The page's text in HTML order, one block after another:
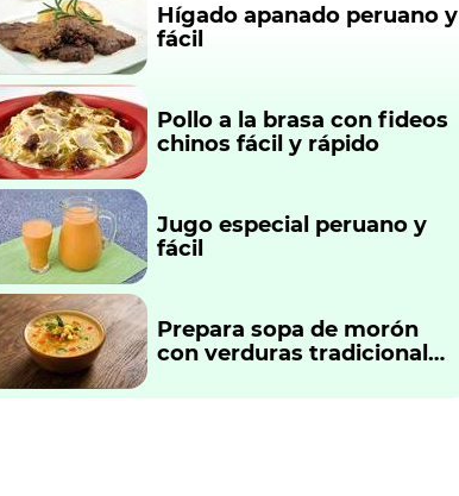
Hígado apanado peruano y
fácil
Pollo a la brasa con fideos
chinos fácil y rápido
Jugo especial peruano y
fácil
Prepara sopa de morón
con verduras tradicional